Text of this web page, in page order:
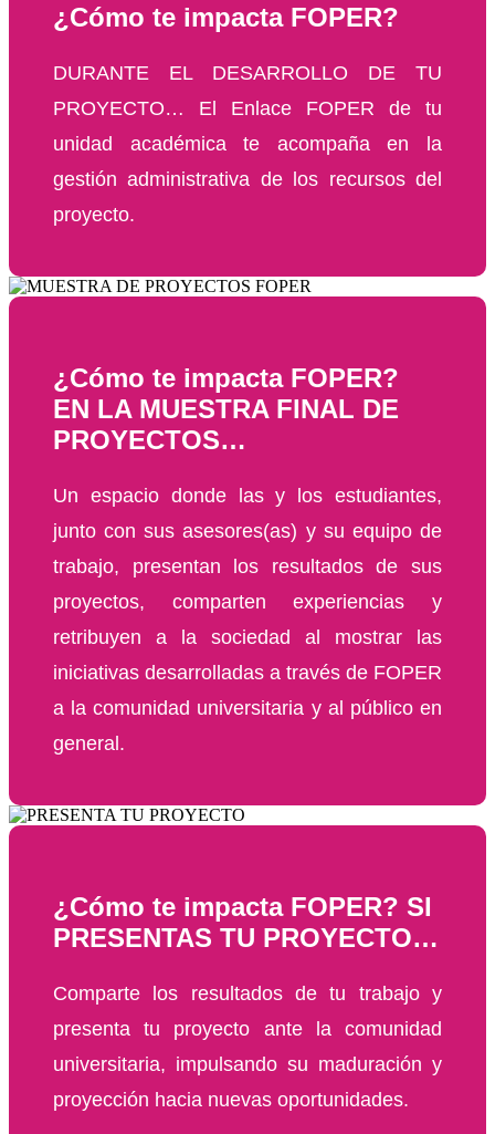
¿Cómo te impacta FOPER?
DURANTE EL DESARROLLO DE TU
PROYECTO… El Enlace FOPER de tu
unidad académica te acompaña en la
gestión administrativa de los recursos del
proyecto.
¿Cómo te impacta FOPER?
EN LA MUESTRA FINAL DE
PROYECTOS…
Un espacio donde las y los estudiantes,
junto con sus asesores(as) y su equipo de
trabajo, presentan los resultados de sus
proyectos, comparten experiencias y
retribuyen a la sociedad al mostrar las
iniciativas desarrolladas a través de FOPER
a la comunidad universitaria y al público en
general.
¿Cómo te impacta FOPER? SI
PRESENTAS TU PROYECTO…
Comparte los resultados de tu trabajo y
presenta tu proyecto ante la comunidad
universitaria, impulsando su maduración y
proyección hacia nuevas oportunidades.